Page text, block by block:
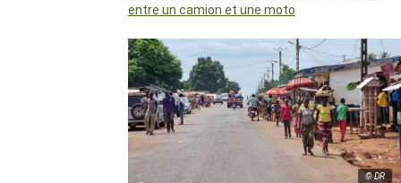
entre un camion et une moto
© DR